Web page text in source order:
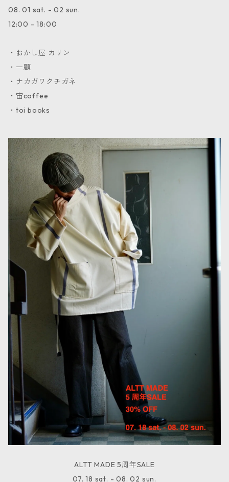
08. 01 sat. - 02 sun.
12:00 - 18:00
・おかし屋 カリン
・一顧
・ナカガワクチガネ
・宙coffee
・toi books
ALTT MADE 5周年SALE
07. 18 sat. - 08. 02 sun.